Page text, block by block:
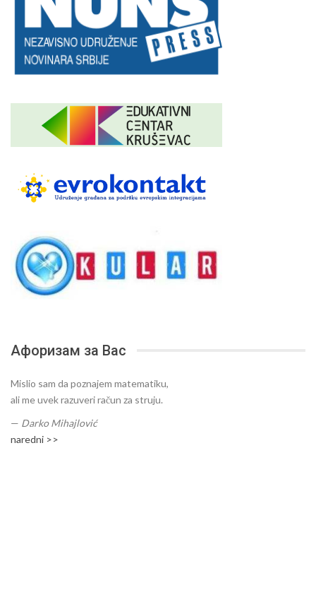
Афоризам за Вас
Mislio sam da poznajem matematiku,
ali me uvek razuveri račun za struju.
— Darko Mihajlović
naredni >>